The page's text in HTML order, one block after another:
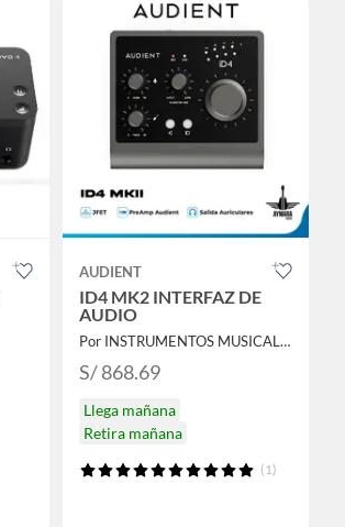
AUDIENT
ID4 MK2 INTERFAZ DE
AUDIO
Por INSTRUMENTOS MUSICALES AYMARA
S/ 868.69
Llega mañana
Retira mañana
(1)